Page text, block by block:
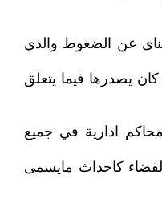
عن الضغوط والذي
يصدرها فيما يتعلق
محاكم ادارية في جميع
كاحداث مايسمى